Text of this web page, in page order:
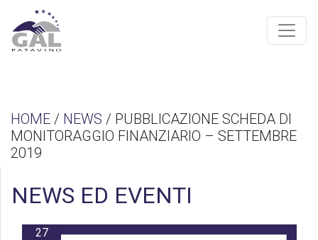
HOME / NEWS / PUBBLICAZIONE SCHEDA DI
MONITORAGGIO FINANZIARIO – SETTEMBRE
2019
NEWS ED EVENTI
27